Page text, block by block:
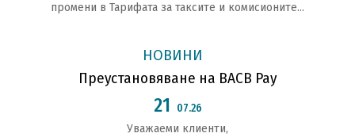
промени в Тарифата за таксите и комисионите...
НОВИНИ
Преустановяване на BACB Pay
21 07.26
Уважаеми клиенти,